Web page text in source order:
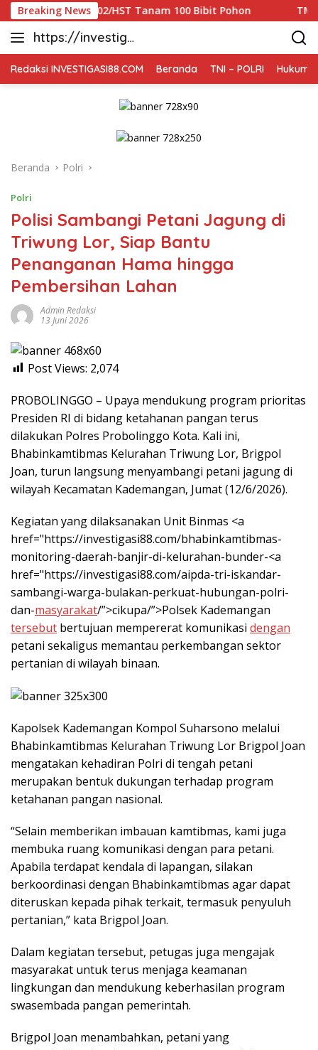
Langsung
ke
konten
Breaking News
1002/HST Tanam 100 Bibit Pohon TMMD Ke-129
https://investiga
si88.com
Redaksi INVESTIGASI88.COM Beranda TNI – POLRI Hukum
Beranda Polri
Polri
Polisi Sambangi Petani Jagung di
Triwung Lor, Siap Bantu
Penanganan Hama hingga
Pembersihan Lahan
Admin Redaksi
13 Juni 2026
Post Views: 2,074
PROBOLINGGO – Upaya mendukung program prioritas
Presiden RI di bidang ketahanan pangan terus
dilakukan Polres Probolinggo Kota. Kali ini,
Bhabinkamtibmas Kelurahan Triwung Lor, Brigpol
Joan, turun langsung menyambangi petani jagung di
wilayah Kecamatan Kademangan, Jumat (12/6/2026).
Kegiatan yang dilaksanakan Unit Binmas <a
href="https://investigasi88.com/bhabinkamtibmas-
monitoring-daerah-banjir-di-kelurahan-bunder-<a
href="https://investigasi88.com/aipda-tri-iskandar-
sambangi-warga-bulakan-perkuat-hubungan-polri-
dan-masyarakat/”>cikupa/”>Polsek Kademangan
tersebut bertujuan mempererat komunikasi dengan
petani sekaligus memantau perkembangan sektor
pertanian di wilayah binaan.
Kapolsek Kademangan Kompol Suharsono melalui
Bhabinkamtibmas Kelurahan Triwung Lor Brigpol Joan
mengatakan kehadiran Polri di tengah petani
merupakan bentuk dukungan terhadap program
ketahanan pangan nasional.
“Selain memberikan imbauan kamtibmas, kami juga
membuka ruang komunikasi dengan para petani.
Apabila terdapat kendala di lapangan, silakan
berkoordinasi dengan Bhabinkamtibmas agar dapat
diteruskan kepada pihak terkait, termasuk penyuluh
pertanian,” kata Brigpol Joan.
Dalam kegiatan tersebut, petugas juga mengajak
masyarakat untuk terus menjaga keamanan
lingkungan dan mendukung keberhasilan program
swasembada pangan pemerintah.
Brigpol Joan menambahkan, petani yang